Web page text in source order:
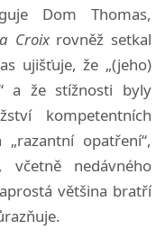
Dom Thomas,
Croixrovněž setkal
ujišťuje, že „(jeho)
a že stížnosti byly
kompetentních
opatření“,
nedávného
většina bratří